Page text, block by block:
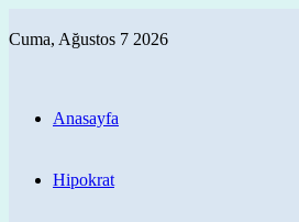
Cuma, Ağustos 7 2026
Anasayfa
Hipokrat